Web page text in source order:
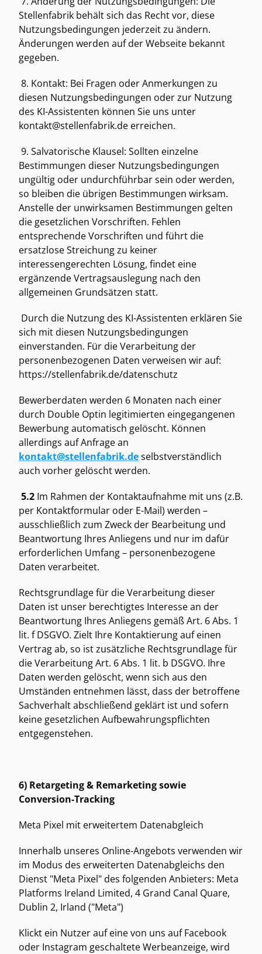
Stellenfabrik behält sich das Recht vor, diese
Nutzungsbedingungen jederzeit zu ändern.
Änderungen werden auf der Webseite bekannt
gegeben.
8. Kontakt: Bei Fragen oder Anmerkungen zu
diesen Nutzungsbedingungen oder zur Nutzung
des KI-Assistenten können Sie uns unter
kontakt@stellenfabrik.de erreichen.
9. Salvatorische Klausel: Sollten einzelne
Bestimmungen dieser Nutzungsbedingungen
ungültig oder undurchführbar sein oder werden,
so bleiben die übrigen Bestimmungen wirksam.
Anstelle der unwirksamen Bestimmungen gelten
die gesetzlichen Vorschriften. Fehlen
entsprechende Vorschriften und führt die
ersatzlose Streichung zu keiner
interessengerechten Lösung, findet eine
ergänzende Vertragsauslegung nach den
allgemeinen Grundsätzen statt.
Durch die Nutzung des KI-Assistenten erklären Sie
sich mit diesen Nutzungsbedingungen
einverstanden. Für die Verarbeitung der
personenbezogenen Daten verweisen wir auf:
https://stellenfabrik.de/datenschutz
Bewerberdaten werden 6 Monaten nach einer
durch Double Optin legitimierten eingegangenen
Bewerbung automatisch gelöscht. Können
kontakt@stellenfabrik.de selbstverständlich
auch vorher gelöscht werden.
5.2 Im Rahmen der Kontaktaufnahme mit uns (z.B.
per Kontaktformular oder E-Mail) werden –
ausschließlich zum Zweck der Bearbeitung und
Beantwortung Ihres Anliegens und nur im dafür
erforderlichen Umfang – personenbezogene
Daten verarbeitet.
Rechtsgrundlage für die Verarbeitung dieser
Daten ist unser berechtigtes Interesse an der
Beantwortung Ihres Anliegens gemäß Art. 6 Abs. 1
lit. f DSGVO. Zielt Ihre Kontaktierung auf einen
Vertrag ab, so ist zusätzliche Rechtsgrundlage für
die Verarbeitung Art. 6 Abs. 1 lit. b DSGVO. Ihre
Daten werden gelöscht, wenn sich aus den
Umständen entnehmen lässt, dass der betroffene
Sachverhalt abschließend geklärt ist und sofern
keine gesetzlichen Aufbewahrungspflichten
entgegenstehen.
6) Retargeting & Remarketing sowie
Conversion-Tracking
Meta Pixel mit erweitertem Datenabgleich
Innerhalb unseres Online-Angebots verwenden wir
im Modus des erweiterten Datenabgleichs den
Dienst "Meta Pixel" des folgenden Anbieters: Meta
Platforms Ireland Limited, 4 Grand Canal Quare,
Dublin 2, Irland ("Meta")
Klickt ein Nutzer auf eine von uns auf Facebook
oder Instagram geschaltete Werbeanzeige, wird